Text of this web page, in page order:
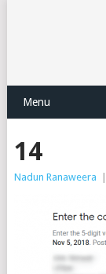
Menu
14
Nadun Ranaweera